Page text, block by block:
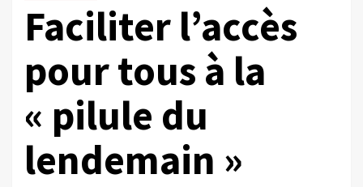
Faciliter l’accès
pour tous à la
« pilule du
lendemain »